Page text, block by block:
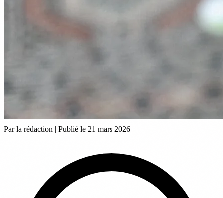
Par la rédaction | Publié le 21 mars 2026 |